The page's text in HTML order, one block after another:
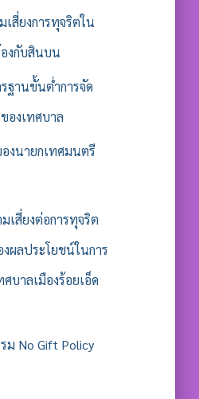
เสี่ยงการทุจริตใน
งกับสินบน
ฐานขั้นต่ำการจัด
องเทศบาล
งนายกเทศมนตรี
เสี่ยงต่อการทุจริต
ผลประโยชน์ในการ
บาลเมืองร้อยเอ็ด
ม No Gift Policy